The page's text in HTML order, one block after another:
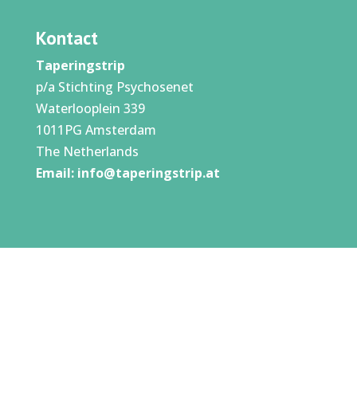
Kontact
Taperingstrip
p/a Stichting Psychosenet
Waterlooplein 339
1011PG Amsterdam
The Netherlands
Email: info@taperingstrip.at